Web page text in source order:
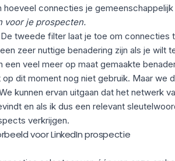
hoeveel connecties je
voor je prospecten.
tweede filter laat je toe om connecties
zeer nuttige benadering zijn als je wilt
een veel meer op maat gemaakte
dit moment nog niet gebruik. Maar we
kunnen ervan uitgaan dat het netwerk
en als ik dus een relevant
verkrijgen.
voor LinkedIn prospectie